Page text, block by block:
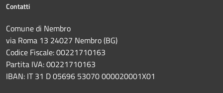
Contatti
Comune di Nembro
via Roma 13 24027 Nembro (BG)
Codice Fiscale: 00221710163
Partita IVA: 00221710163
IBAN: IT 31 D 05696 53070 000020001X01